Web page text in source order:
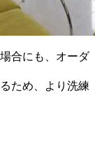
合にも、オーダ
ため、より洗練